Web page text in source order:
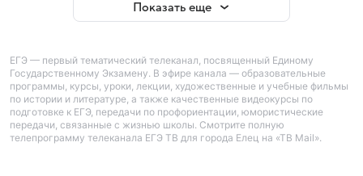
Показать еще
ЕГЭ — первый тематический телеканал, посвященный Единому
Государственному Экзамену. В эфире канала — образовательные
программы, курсы, уроки, лекции, художественные и учебные фильмы
по истории и литературе, а также качественные видеокурсы по
подготовке к ЕГЭ, передачи по профориентации, юмористические
передачи, связанные с жизнью школы. Смотрите полную
телепрограмму телеканала ЕГЭ ТВ для города Елец на «ТВ Mail».